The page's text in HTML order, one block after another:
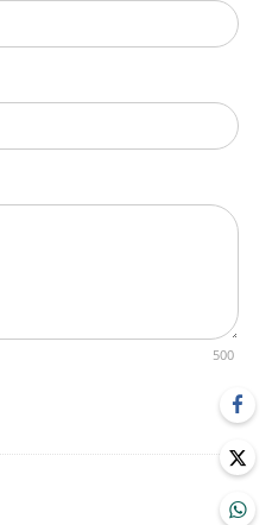
500